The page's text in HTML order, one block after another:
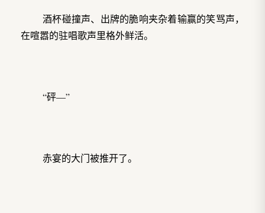
酒杯碰撞声、出牌的脆响夹杂着输赢的笑骂声，
在喧嚣的驻唱歌声里格外鲜活。
“砰—”
赤宴的大门被推开了。